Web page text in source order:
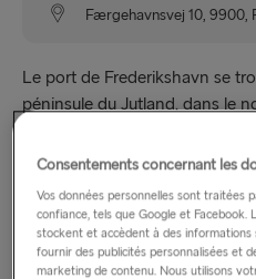
Færgehavnsvej 10, 9900,
Le port de Frederikshavn se
péninsule du Jutland, dans le
commun sont situés à 20
Remarque :L’embarquement
pour les départs en dehors
terminal. L’embarquement en
Consentements concernant les
Vos données personnelles sont traitées
confiance, tels que Google et Facebook.
stockent et accèdent à des
fournir des publicités personnalisées et
marketing de contenu. Nous utilisons